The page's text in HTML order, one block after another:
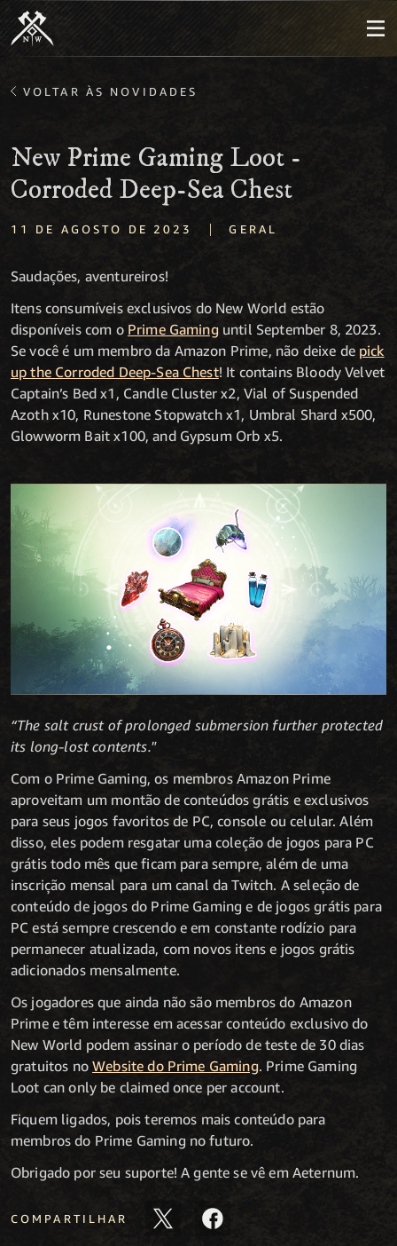
VOLTAR ÀS NOVIDADES
New Prime Gaming Loot -
Corroded Deep-Sea Chest
11 DE AGOSTO DE 2023 | GERAL
Saudações, aventureiros!
Itens consumíveis exclusivos do New World estão
disponíveis com o Prime Gaminguntil September 8, 2023.
Se você é um membro da Amazon Prime, não deixe de pick
up the Corroded Deep-Sea Chest! It contains Bloody Velvet
Captain’s Bed x1, Candle Cluster x2, Vial of Suspended
Azoth x10, Runestone Stopwatch x1, Umbral Shard x500,
Glowworm Bait x100, and Gypsum Orb x5.
“The salt crust of prolonged submersion further protected
its long-lost contents."
Com o Prime Gaming, os membros Amazon Prime
aproveitam um montão de conteúdos grátis e exclusivos
para seus jogos favoritos de PC, console ou celular. Além
disso, eles podem resgatar uma coleção de jogos para PC
grátis todo mês que ficam para sempre, além de uma
inscrição mensal para um canal da Twitch. A seleção de
conteúdo de jogos do Prime Gaming e de jogos grátis para
PC está sempre crescendo e em constante rodízio para
permanecer atualizada, com novos itens e jogos grátis
adicionados mensalmente.
Os jogadores que ainda não são membros do Amazon
Prime e têm interesse em acessar conteúdo exclusivo do
New World podem assinar o período de teste de 30 dias
gratuitos noWebsite do Prime Gaming. Prime Gaming
Loot can only be claimed once per account.
Fiquem ligados, pois teremos mais conteúdo para
membros do Prime Gaming no futuro.
Obrigado por seu suporte! A gente se vê em Aeternum.
COMPARTILHAR